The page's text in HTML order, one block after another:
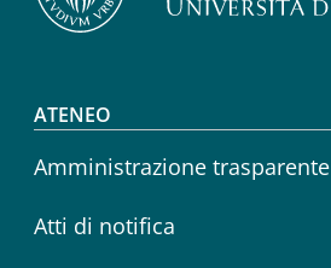
Footer menu
ATENEO
Amministrazione trasparente
Atti di notifica